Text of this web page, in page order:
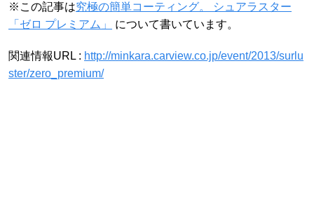
※この記事は究極の簡単コーティング。 シュアラスター
「ゼロ プレミアム」
について書いています。
関連情報URL : http://minkara.carview.co.jp/event/2013/surlu
ster/zero_premium/